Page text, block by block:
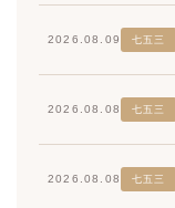
2026.08.09 七五三
2026.08.08 七五三
2026.08.08 七五三